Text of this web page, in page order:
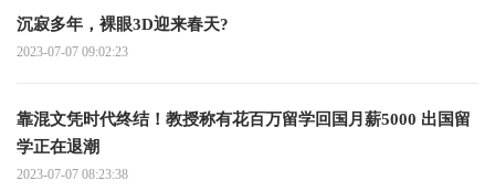
沉寂多年，裸眼3D迎来春天?
2023-07-07 09:02:23
靠混文凭时代终结！教授称有花百万留学回国月薪5000 出国留
学正在退潮
2023-07-07 08:23:38